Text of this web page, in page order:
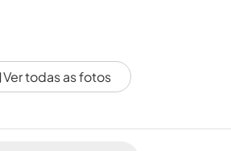
Ver todas as fotos